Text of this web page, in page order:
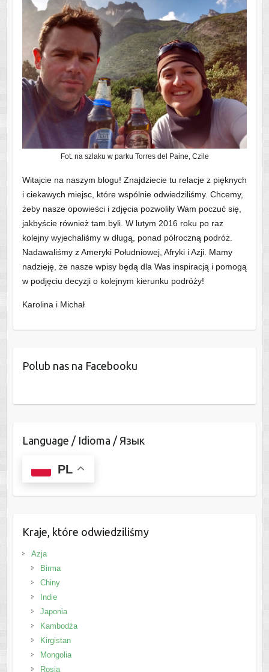
Fot. na szlaku w parku Torres del Paine, Czile
Witajcie na naszym blogu! Znajdziecie tu relacje z pięknych
i ciekawych miejsc, które wspólnie odwiedziliśmy. Chcemy,
żeby nasze opowieści i zdjęcia pozwoliły Wam poczuć się,
jakbyście również tam byli. W lutym 2016 roku po raz
kolejny wyjechaliśmy w długą, ponad półroczną podróż.
Nadawaliśmy z Ameryki Południowej, Afryki i Azji. Mamy
nadzieję, że nasze wpisy będą dla Was inspiracją i pomogą
w podjęciu decyzji o kolejnym kierunku podróży!
Karolina i Michał
Polub nas na Facebooku
Language / Idioma / Язык
PL
Kraje, które odwiedziliśmy
Azja
Birma
Chiny
Indie
Japonia
Kambodża
Kirgistan
Mongolia
Rosja